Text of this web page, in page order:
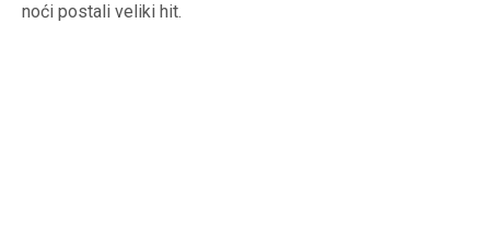
noći postali veliki hit.